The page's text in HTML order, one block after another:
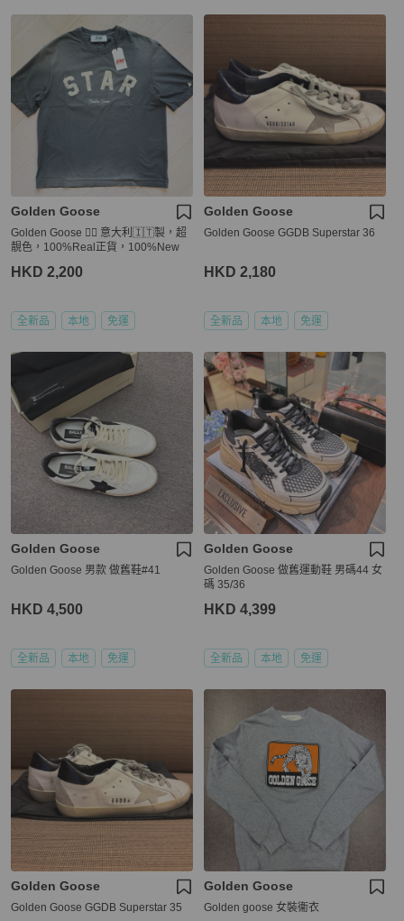
Golden Goose
Golden Goose 👍🏻 意大利🇮🇹製，超
靚色，100%Real正貨，100%New
HKD 2,200
全新品 本地 免運
Golden Goose
Golden Goose GGDB Superstar 36
HKD 2,180
全新品 本地 免運
Golden Goose
Golden Goose 男款 做舊鞋#41
HKD 4,500
全新品 本地 免運
Golden Goose
Golden Goose 做舊運動鞋 男碼44 女
碼 35/36
HKD 4,399
全新品 本地 免運
Golden Goose
Golden Goose GGDB Superstar 35
Golden Goose
Golden goose 女裝衞衣